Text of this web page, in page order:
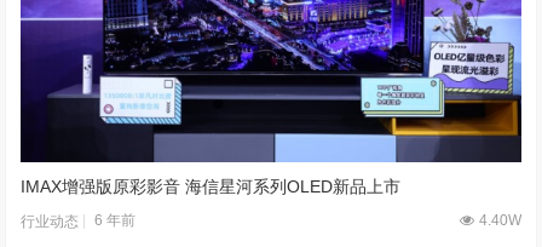
IMAX增强版原彩影音 海信星河系列OLED新品上市
行业动态 6 年前 4.40W